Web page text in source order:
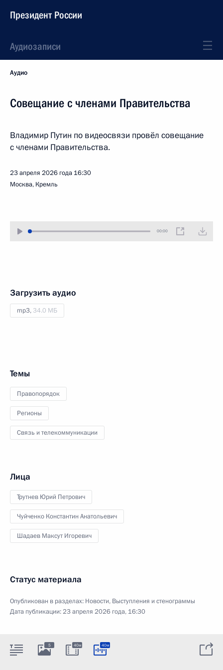
Президент России
Аудиозаписи
Аудио
Совещание с членами Правительства
Владимир Путин по видеосвязи провёл совещание
с членами Правительства.
23 апреля 2026 года 16:30
Москва, Кремль
00:00
Загрузить аудио
mp3, 34.0 МБ
Темы
Правопорядок
Регионы
Связь и телекоммуникации
Лица
Трутнев Юрий Петрович
Чуйченко Константин Анатольевич
Шадаев Максут Игоревич
Статус материала
Опубликован в разделах: Новости, Выступления и стенограммы
Дата публикации:23 апреля 2026 года, 16:30
5 40м 40м